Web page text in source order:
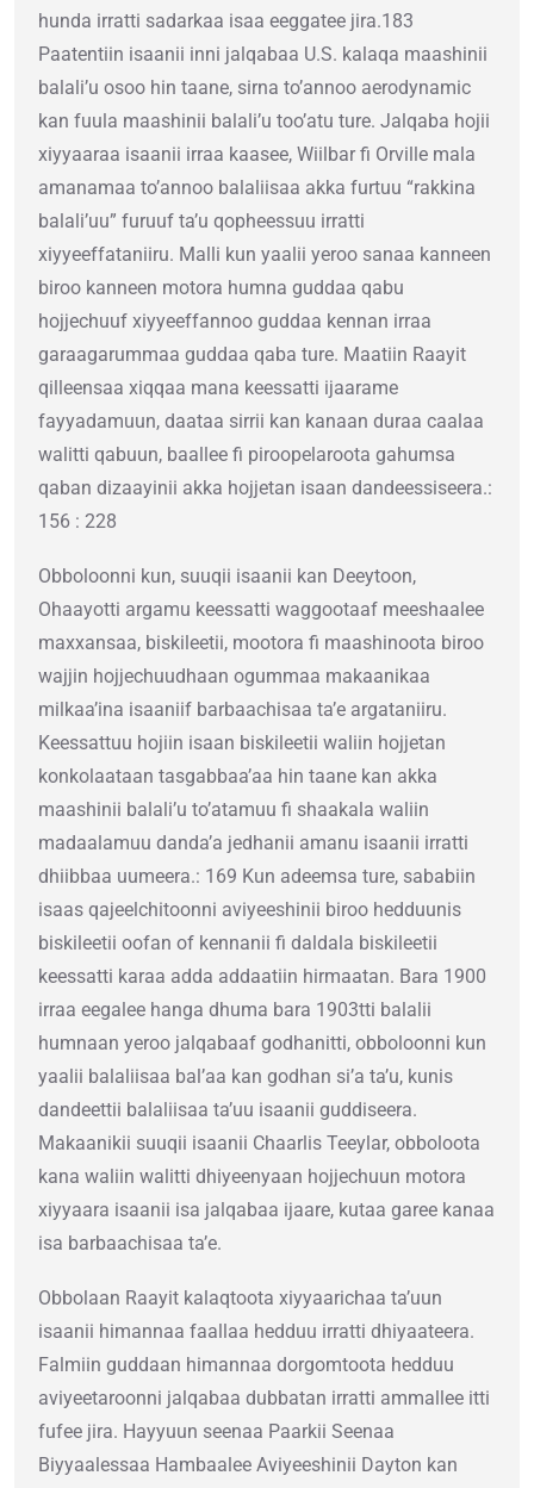
hunda irratti sadarkaa isaa eeggatee jira.183
Paatentiin isaanii inni jalqabaa U.S. kalaqa maashinii
balali’u osoo hin taane, sirna to’annoo aerodynamic
kan fuula maashinii balali’u too’atu ture. Jalqaba hojii
xiyyaaraa isaanii irraa kaasee, Wiilbar fi Orville mala
amanamaa to’annoo balaliisaa akka furtuu “rakkina
balali’uu” furuuf ta’u qopheessuu irratti
xiyyeeffataniiru. Malli kun yaalii yeroo sanaa kanneen
biroo kanneen motora humna guddaa qabu
hojjechuuf xiyyeeffannoo guddaa kennan irraa
garaagarummaa guddaa qaba ture. Maatiin Raayit
qilleensaa xiqqaa mana keessatti ijaarame
fayyadamuun, daataa sirrii kan kanaan duraa caalaa
walitti qabuun, baallee fi piroopelaroota gahumsa
qaban dizaayinii akka hojjetan isaan dandeessiseera.:
156 : 228
Obboloonni kun, suuqii isaanii kan Deeytoon,
Ohaayotti argamu keessatti waggootaaf meeshaalee
maxxansaa, biskileetii, mootora fi maashinoota biroo
wajjin hojjechuudhaan ogummaa makaanikaa
milkaaʼina isaaniif barbaachisaa taʼe argataniiru.
Keessattuu hojiin isaan biskileetii waliin hojjetan
konkolaataan tasgabbaa’aa hin taane kan akka
maashinii balali’u to’atamuu fi shaakala waliin
madaalamuu danda’a jedhanii amanu isaanii irratti
dhiibbaa uumeera.: 169 Kun adeemsa ture, sababiin
isaas qajeelchitoonni aviyeeshinii biroo hedduunis
biskileetii oofan of kennanii fi daldala biskileetii
keessatti karaa adda addaatiin hirmaatan. Bara 1900
irraa eegalee hanga dhuma bara 1903tti balalii
humnaan yeroo jalqabaaf godhanitti, obboloonni kun
yaalii balaliisaa balʼaa kan godhan siʼa taʼu, kunis
dandeettii balaliisaa taʼuu isaanii guddiseera.
Makaanikii suuqii isaanii Chaarlis Teeylar, obboloota
kana waliin walitti dhiyeenyaan hojjechuun motora
xiyyaara isaanii isa jalqabaa ijaare, kutaa garee kanaa
isa barbaachisaa taʼe.
Obbolaan Raayit kalaqtoota xiyyaarichaa ta’uun
isaanii himannaa faallaa hedduu irratti dhiyaateera.
Falmiin guddaan himannaa dorgomtoota hedduu
aviyeetaroonni jalqabaa dubbatan irratti ammallee itti
fufee jira. Hayyuun seenaa Paarkii Seenaa
Biyyaalessaa Hambaalee Aviyeeshinii Dayton kan